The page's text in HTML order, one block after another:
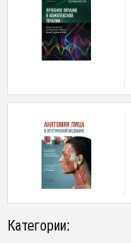
Категории: